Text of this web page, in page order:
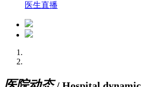
医生直播